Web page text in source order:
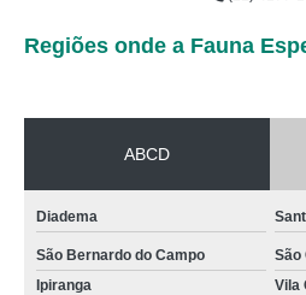
Regiões onde a Fauna
ABCD
Diadema
São Bernardo do Campo
São
Ipiranga
Vila